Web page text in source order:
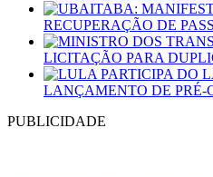
RECUPERAÇÃO DE
LICITAÇÃO PARA
LANÇAMENTO DE PRÉ-
PUBLICIDADE